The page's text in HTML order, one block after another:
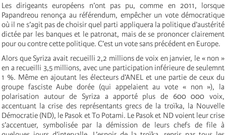
Les dirigeants européens n’ont pas pu, comme en 2011, lorsque
Papandreou renonça au référendum, empêcher un vote démocratique
où il ne s’agit pas de choisir quel parti appliquera la politique d’austérité
dictée par les banques et le patronat, mais de se prononcer clairement
pour ou contre cette politique. C’est un vote sans précédent en Europe.
Alors que Syriza avait recueilli 2,2 millions de voix en janvier, le « non »
en a recueilli 3,5 millions, avec une participation inférieure de seulemnt
1 %. Même en ajoutant les électeurs d’ANEL et une partie de ceux du
groupe fasciste Aube dorée (qui appelaient au vote « non »), la
polarisation autour de Syriza a apporté plus de 600 000 voix,
accentuant la crise des représentants grecs de la troïka, la Nouvelle
Démocratie (ND), le Pasok et To Potami. Le Pasok et ND voient leur crise
s’accentuer, symbolisée par la démission de leurs chefs de file à